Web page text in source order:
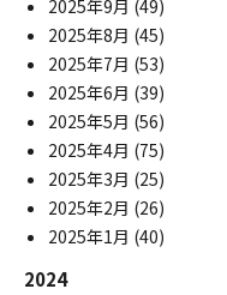
2025年9月 (49)
2025年8月 (45)
2025年7月 (53)
2025年6月 (39)
2025年5月 (56)
2025年4月 (75)
2025年3月 (25)
2025年2月 (26)
2025年1月 (40)
2024